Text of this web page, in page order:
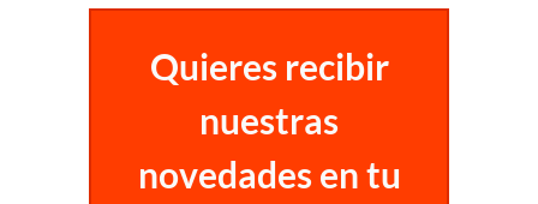
Quieres recibir
nuestras
novedades en tu